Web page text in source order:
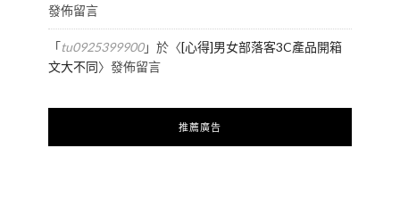
發佈留言
「tu0925399900」於〈[心得]男女部落客3C產品開箱
文大不同〉發佈留言
推薦廣告